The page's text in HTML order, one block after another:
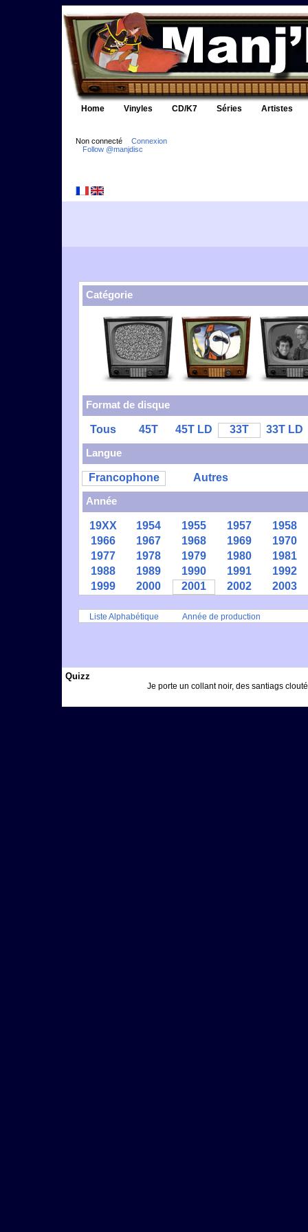
Home Vinyles CD/K7 Séries Artistes
Non connecté
Connexion
Follow @manjdisc
Catégorie
Format de disque
Tous 45T 45T LD 33T
33T LD
Langue
Francophone
Autres
Année
19XX 1954 1955 1957
1958
1966
1967 1968 1969
1970
1977
1978 1979 1980
1981
1988
1989 1990 1991
1992
1999
2000 2001 2002 2003
Liste Alphabétique Année de production
Quizz
Je porte un collant noir, des santiags